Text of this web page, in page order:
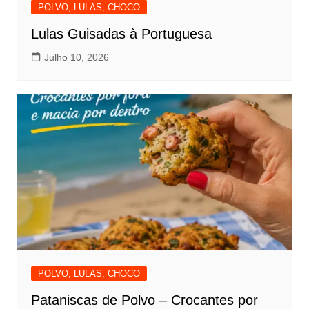
POLVO, LULAS, CHOCO
Lulas Guisadas à Portuguesa
Julho 10, 2026
POLVO, LULAS, CHOCO
Pataniscas de Polvo – Crocantes por